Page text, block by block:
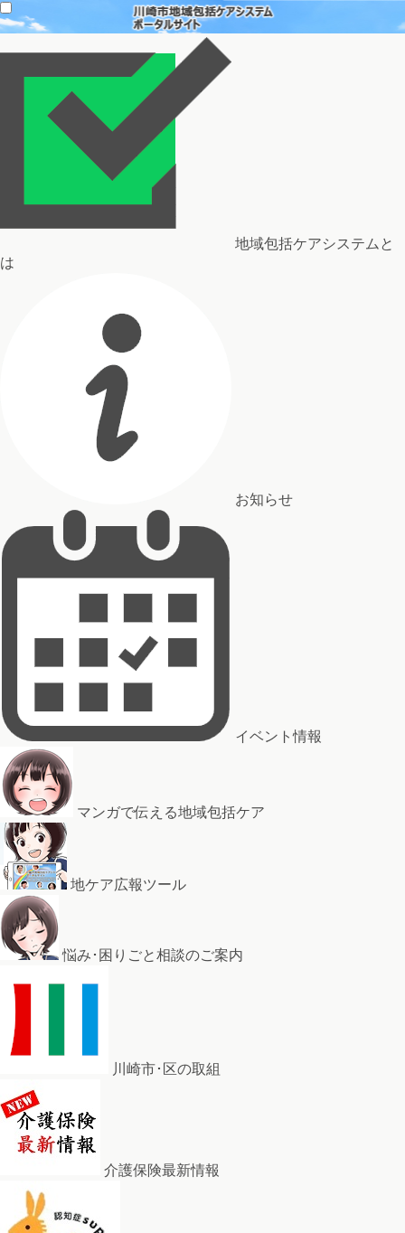
地域包括ケアシステムと
は
お知らせ
イベント情報
マンガで伝える地域包括ケア
地ケア広報ツール
悩み･困りごと相談のご案内
川崎市･区の取組
介護保険最新情報